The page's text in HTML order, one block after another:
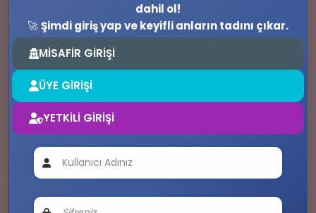
📩
dahil ol!
🚀Şimdi giriş yap ve keyifli anların tadını çıkar.
MİSAFİR GİRİŞİ
ÜYE GİRİŞİ
YETKİLİ GİRİŞİ